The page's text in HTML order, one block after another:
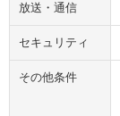
放送・通信
セキュリティ
その他条件